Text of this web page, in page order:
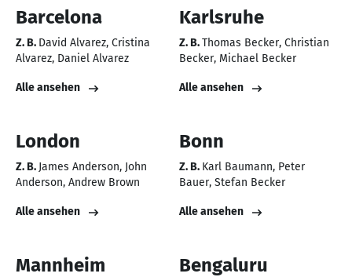
Barcelona
Z. B. David Alvarez Cristina
Alvarez Daniel Alvarez
Alle ansehen
Karlsruhe
Z. B.Thomas Becker Christian
Becker Michael Becker
Alle ansehen
London
Z. B. James Anderson John
Anderson Andrew Brown
Alle ansehen
Bonn
Z. B. Karl Baumann Peter
Bauer Stefan Becker
Alle ansehen
Mannheim Bengaluru